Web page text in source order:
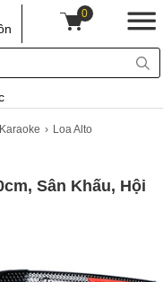
0
Loa Alto
Sân Khấu, Hội